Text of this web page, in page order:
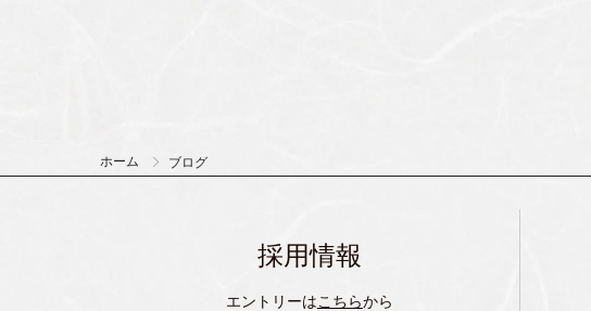
ホーム ブログ
採用情報
エントリーは こちらから